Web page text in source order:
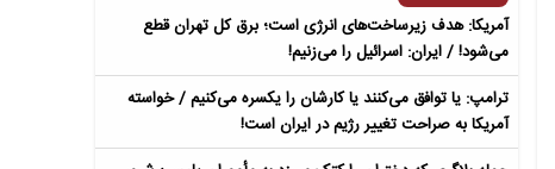
آمریکا: هدف زیرساخت‌های انرژی است؛ برق کل تهران قطع
می‌شود! / ایران: اسرائیل را می‌زنیم!
ترامپ: یا توافق می‌کنند یا کارشان را یکسره می‌کنیم / خواسته
آمریکا به صراحت تغییر رژیم در ایران است!